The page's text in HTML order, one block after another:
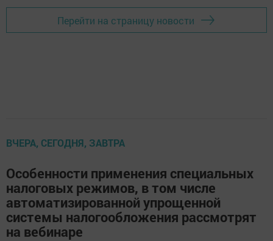
Перейти на страницу новости
ВЧЕРА, СЕГОДНЯ, ЗАВТРА
Особенности применения специальных
налоговых режимов, в том числе
автоматизированной упрощенной
системы налогообложения рассмотрят
на вебинаре